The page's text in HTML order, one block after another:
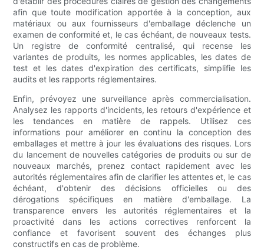
afin que toute modification apportée à la conception, aux
matériaux ou aux fournisseurs d'emballage déclenche un
examen de conformité et, le cas échéant, de nouveaux tests.
Un registre de conformité centralisé, qui recense les
variantes de produits, les normes applicables, les dates de
test et les dates d'expiration des certificats, simplifie les
audits et les rapports réglementaires.
Enfin, prévoyez une surveillance après commercialisation.
Analysez les rapports d'incidents, les retours d'expérience et
les tendances en matière de rappels. Utilisez ces
informations pour améliorer en continu la conception des
emballages et mettre à jour les évaluations des risques. Lors
du lancement de nouvelles catégories de produits ou sur de
nouveaux marchés, prenez contact rapidement avec les
autorités réglementaires afin de clarifier les attentes et, le cas
échéant, d'obtenir des décisions officielles ou des
dérogations spécifiques en matière d'emballage. La
transparence envers les autorités réglementaires et la
proactivité dans les actions correctives renforcent la
confiance et favorisent souvent des échanges plus
constructifs en cas de problème.